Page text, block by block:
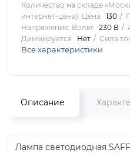
Количество на складе
интернет-цена): Цена
130
Напряжение, Вольт 230 В
Диммируется
Нет Сила
Все характеристики
Описание
Лампа светодиодная